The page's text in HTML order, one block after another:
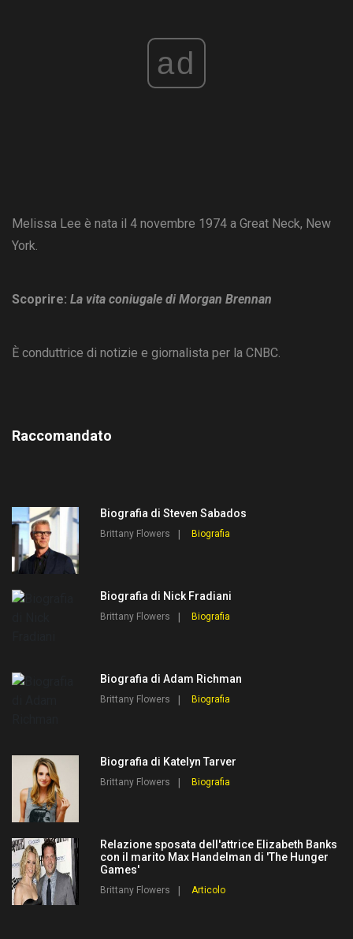
ad
Melissa Lee è nata il 4 novembre 1974 a Great Neck, New
York.
Scoprire: La vita coniugale di Morgan Brennan
È conduttrice di notizie e giornalista per la CNBC.
Raccomandato
Biografia di Steven Sabados
Brittany Flowers Biografia
Biografia di Nick Fradiani
Brittany Flowers Biografia
Biografia di Adam Richman
Brittany Flowers Biografia
Biografia di Katelyn Tarver
Brittany Flowers Biografia
Relazione sposata dell'attrice Elizabeth Banks
con il marito Max Handelman di 'The Hunger
Games'
Brittany Flowers Articolo